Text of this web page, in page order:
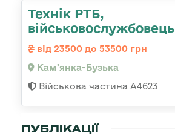
Технік РТБ,
військовослужбовець
від 23500 до 53500 грн
Кам'янка-Бузька
Військова частина А4623
ПУБЛІКАЦІЇ